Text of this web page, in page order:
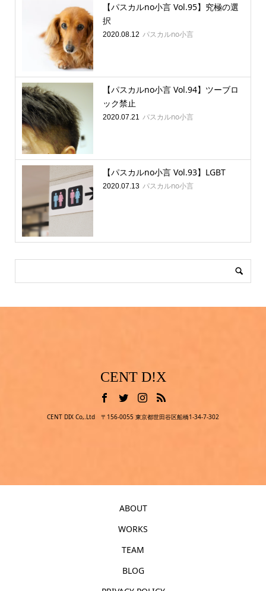
【パスカルno小言 Vol.95】究極の選
択
2020.08.12 パスカルno小言
【パスカルno小言 Vol.94】ツーブロ
ック禁止
2020.07.21 パスカルno小言
【パスカルno小言 Vol.93】LGBT
2020.07.13 パスカルno小言
CENT D!X
CENT DIX Co,.Ltd 〒156-0055 東京都世田谷区船橋1-34-7-302
ABOUT
WORKS
TEAM
BLOG